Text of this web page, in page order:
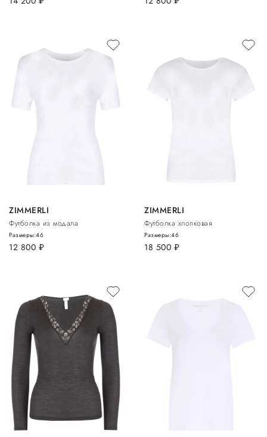
ZIMMERLI
Футболка из модала
12 800 руб.
Размеры:46
ZIMMERLI
Футболка хлопковая
18 500 руб.
Размеры:46